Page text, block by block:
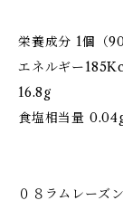
栄養成分 1個（
エネルギー
16.8g
食塩相当量
０８ラムレーズン